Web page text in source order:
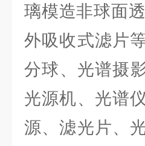
璃模造非球面
外吸收式滤片
分球、光谱摄
光源机、光谱
源、滤光片、